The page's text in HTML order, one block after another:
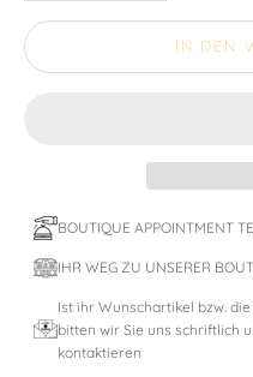
IN DEN
BOUTIQUE APPOINTMENT
IHR WEG ZU UNSERER
Ist ihr Wunschartikel bzw.
bitten wir Sie uns schriftlich
kontaktieren